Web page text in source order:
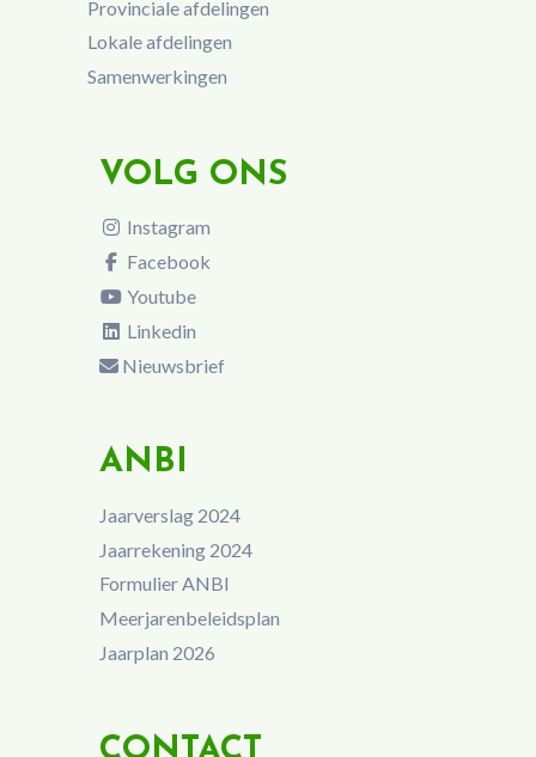
Provinciale afdelingen
Lokale afdelingen
Samenwerkingen
VOLG ONS
Instagram
Facebook
Youtube
Linkedin
Nieuwsbrief
ANBI
Jaarverslag 2024
Jaarrekening 2024
Formulier ANBI
Meerjarenbeleidsplan
Jaarplan 2026